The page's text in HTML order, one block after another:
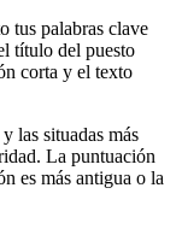
tus palabras clave
título del puesto
corta y el texto
las situadas más
La puntuación
es más antigua o la